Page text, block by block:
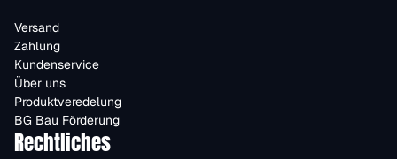
Versand
Zahlung
Kundenservice
Über uns
Produktveredelung
BG Bau Förderung
Rechtliches